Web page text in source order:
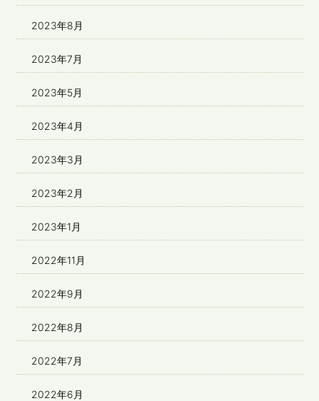
2023年8月
2023年7月
2023年5月
2023年4月
2023年3月
2023年2月
2023年1月
2022年11月
2022年9月
2022年8月
2022年7月
2022年6月